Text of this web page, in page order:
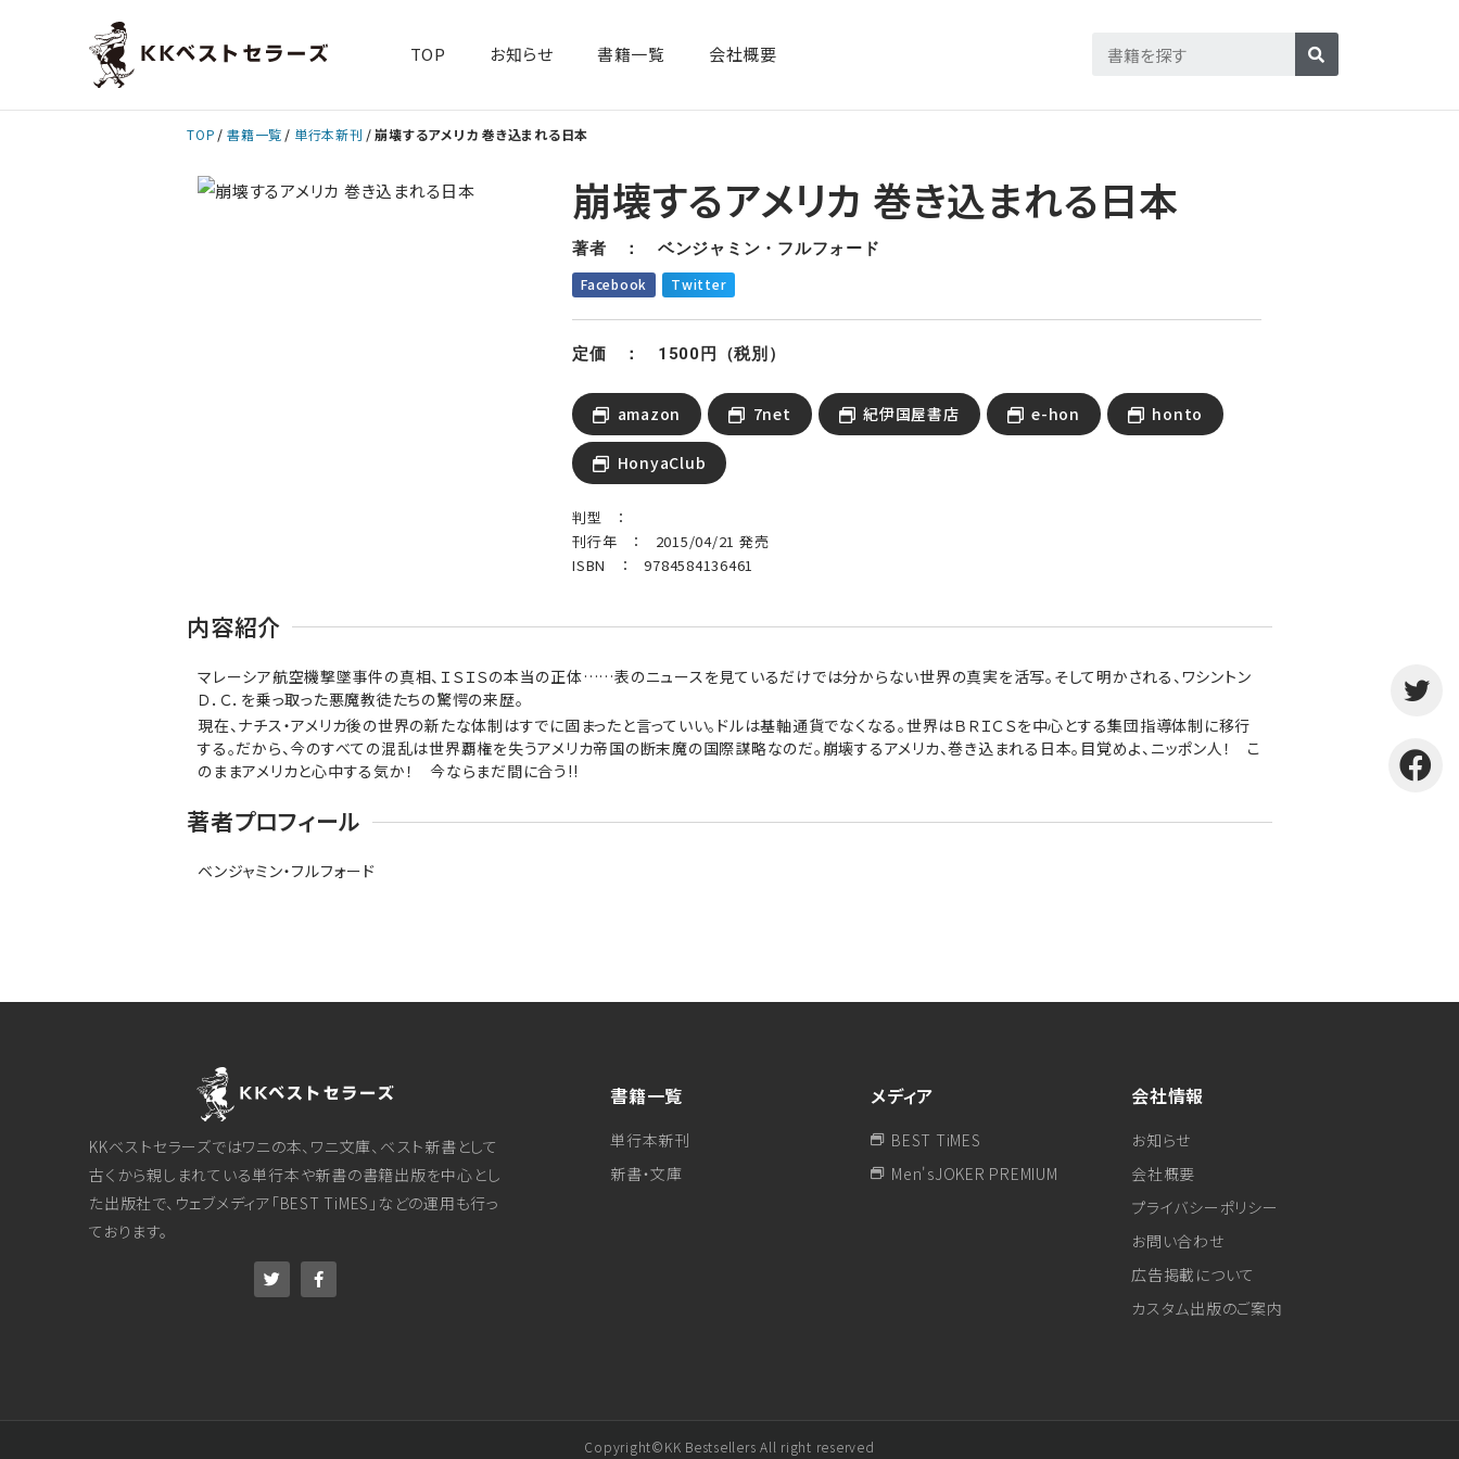
TOP お知らせ 書籍一覧​ 会社概要
TOP 書籍一覧 単行本新刊 崩壊するアメリカ 巻き込まれる日本
崩壊するアメリカ 巻き込まれる日本
著者 ： ベンジャミン・フルフォード
Facebook Twitter
定価 ： 1500円（税別）
amazon 7net 紀伊国屋書店 e-hon honto
HonyaClub
判型 ：
刊行年 ： 2015/04/21 発売
ISBN ： 9784584136461
内容紹介
マレーシア航空機撃墜事件の真相、ＩＳＩＳの本当の正体……表のニュースを見ているだけでは分からない世界の真実を活写。そして明かされる、ワシントン
Ｄ．Ｃ．を乗っ取った悪魔教徒たちの驚愕の来歴。
現在、ナチス・アメリカ後の世界の新たな体制はすでに固まったと言っていい。ドルは基軸通貨でなくなる。世界はＢＲＩＣＳを中心とする集団指導体制に移行
する。だから、今のすべての混乱は世界覇権を失うアメリカ帝国の断末魔の国際謀略なのだ。崩壊するアメリカ、巻き込まれる日本。目覚めよ、ニッポン人！ こ
のままアメリカと心中する気か！ 今ならまだ間に合う!!
著者プロフィール
ベンジャミン・フルフォード
KKベストセラーズではワニの本、ワニ文庫、ベスト新書として
古くから親しまれている単行本や新書の書籍出版を中心とし
た出版社で、ウェブメディア「BEST TiMES」などの運用も行っ
ております。
書籍一覧
単行本新刊
新書・文庫
メディア
BEST TiMES
Men'sJOKER PREMIUM
会社情報
お知らせ
会社概要
プライバシーポリシー
お問い合わせ
広告掲載について
カスタム出版のご案内
Copyright©KK Bestsellers All right reserved